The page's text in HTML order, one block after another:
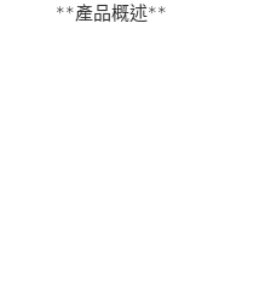
**產品概述**